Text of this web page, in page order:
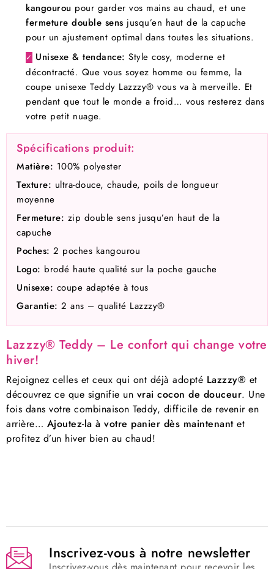
kangourou pour garder vos mains au chaud, et une
fermeture double sens jusqu’en haut de la capuche
pour un ajustement optimal dans toutes les situations.
✓ Unisexe & tendance: Style cosy, moderne et
décontracté. Que vous soyez homme ou femme, la
coupe unisexe Teddy Lazzzy® vous va à merveille. Et
pendant que tout le monde a froid… vous resterez dans
votre petit nuage.
Spécifications produit:
Matière: 100% polyester
Texture: ultra-douce, chaude, poils de longueur
moyenne
Fermeture: zip double sens jusqu’en haut de la
capuche
Poches: 2 poches kangourou
Logo: brodé haute qualité sur la poche gauche
Unisexe: coupe adaptée à tous
Garantie: 2 ans – qualité Lazzzy®
Lazzzy® Teddy – Le confort qui change votre
hiver!
Rejoignez celles et ceux qui ont déjà adopté Lazzzy® et
découvrez ce que signifie un vrai cocon de douceur. Une
fois dans votre combinaison Teddy, difficile de revenir en
arrière… Ajoutez-la à votre panier dès maintenantet
profitez d’un hiver bien au chaud!
Inscrivez-vous à notre newsletter